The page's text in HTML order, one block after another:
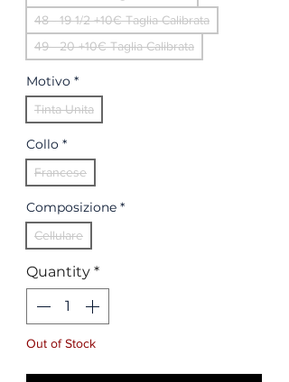
48 - 19 1/2 +10€ Taglia Calibrata
49 - 20 +10€ Taglia Calibrata
Motivo *
Tinta Unita
Collo *
Francese
Composizione *
Cellulare
Quantity *
Out of Stock